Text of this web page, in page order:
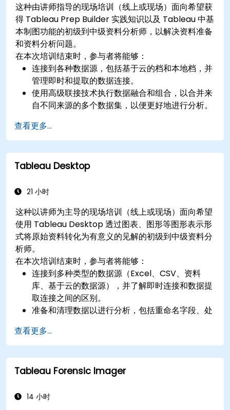
这种由讲师指导的现场培训（线上或现场）面向希望获
得 Tableau Prep Builder 实践知识以及 Tableau 中基
本制图功能的初级到中级资料分析师，以解决资料准备
和资料分析问题。
在本次培训结束时，参与者将能够：
连接到各种数据源，包括基于云的档和本地档，并
管理即时和提取的数据连接。
使用高级联接技术执行数据融合和组合，以合并来
自不同来源的多个数据集，以便更好地进行分析。
将准备好的数据发布并更新到 Tableau Server 或
Tableau Online，从而启用自动更新和计划。
使用地理数据创建基本和高级地图，包括著色地
图、密度地图和双轴地图。
术来解决实际业务问题。
查看更多...
Tableau Desktop
21 小时
这种以讲师为主导的现场培训（线上或现场）面向希望
使用 Tableau Desktop 透过图表、图形等图形表示形
式将原始资料转化为有意义的见解的初级到中级资料分
析师。
在本次培训结束时，参与者将能够：
连接到多种类型的数据源（Excel、CSV、资料
库、基于云的数据源），并了解即时连接和数据提
取连接之间的区别。
准备和清理数据以进行分析，包括重命名字段、处
创建基本的视觉化效果，例如表格、条形图、折线
图和地图，并应用过滤器来优化数据表示。
开发中间可视化，包括地理地图、双轴图表，并使
用层次结构、组和集来增强分析。
数创建动态和自定义的可视化效果。
查看更多...
Tableau Forensic Imager
14 小时